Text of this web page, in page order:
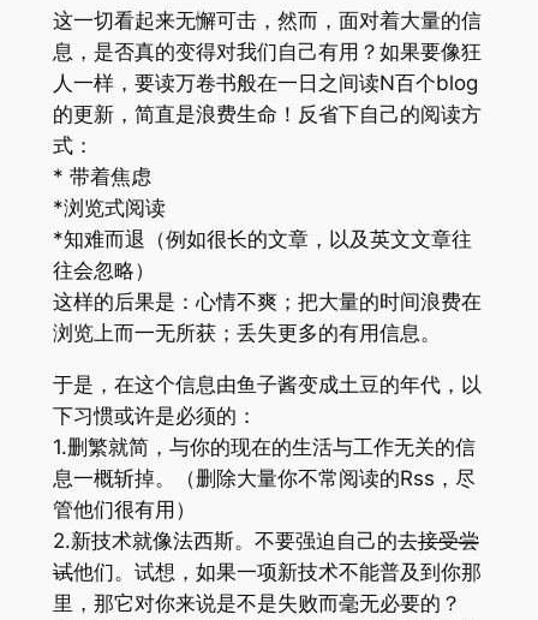
这一切看起来无懈可击，然而，面对着大量的信
息，是否真的变得对我们自己有用？如果要像狂
人一样，要读万卷书般在一日之间读N百个blog
的更新，简直是浪费生命！反省下自己的阅读方
式：
* 带着焦虑
*浏览式阅读
*知难而退（例如很长的文章，以及英文文章往
往会忽略）
这样的后果是：心情不爽；把大量的时间浪费在
浏览上而一无所获；丢失更多的有用信息。
于是，在这个信息由鱼子酱变成土豆的年代，以
下习惯或许是必须的：
1.删繁就简，与你的现在的生活与工作无关的信
息一概斩掉。（删除大量你不常阅读的Rss，尽
管他们很有用）
2.新技术就像法西斯。不要强迫自己的去接受尝
试他们。试想，如果一项新技术不能普及到你那
里，那它对你来说是不是失败而毫无必要的？